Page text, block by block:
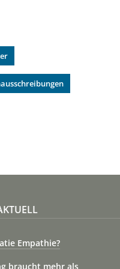
Empathie?
braucht mehr als